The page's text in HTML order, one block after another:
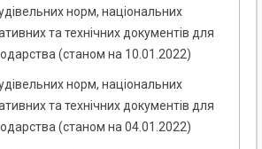
норм, національних
та технічних документів для
(станом на 10.01.2022)
норм, національних
та технічних документів для
(станом на 04.01.2022)